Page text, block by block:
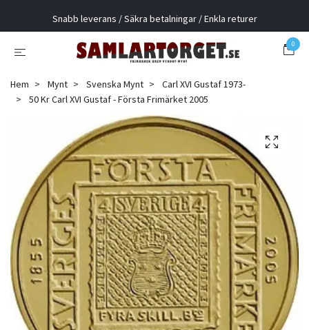
Snabb leverans / Säkra betalningar / Enkla returer
0
Hem Mynt Svenska Mynt
Carl XVI Gustaf 1973-
50 Kr Carl XVI Gustaf - Första Frimärket 2005